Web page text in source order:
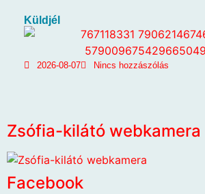
Küldjél
2026-08-07 Nincs hozzászólás
Zsófia-kilátó webkamera
Facebook